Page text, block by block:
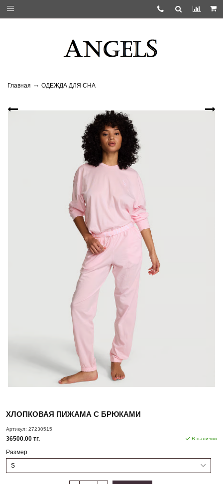
Главная ОДЕЖДА ДЛЯ СНА
ХЛОПКОВАЯ ПИЖАМА С БРЮКАМИ
Артикул: 27230515
36500.00 тг. В наличии
Размер